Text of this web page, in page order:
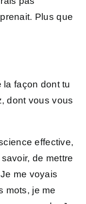
Plus que
la façon dont tu
dont vous vous
effective,
de mettre
me voyais
mots, je me